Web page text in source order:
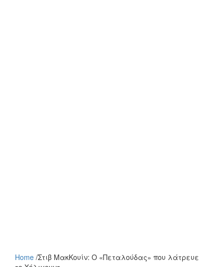
Home /Στιβ ΜακΚουίν: Ο «Πεταλούδας» που λάτρευε